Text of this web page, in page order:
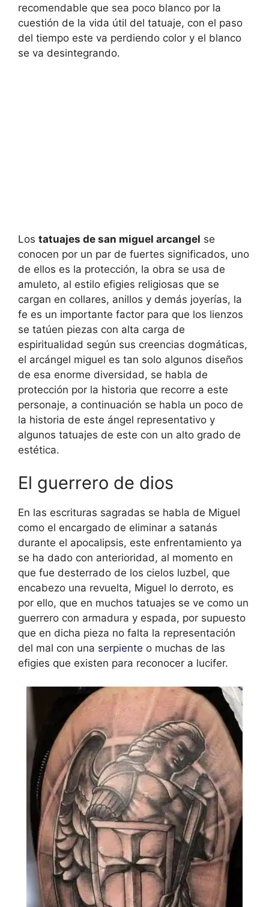
recomendable que sea poco blanco por la
cuestión de la vida útil del tatuaje, con el paso
del tiempo este va perdiendo color y el blanco
se va desintegrando.
Los tatuajes de san miguel arcangel se
conocen por un par de fuertes significados, uno
de ellos es la protección, la obra se usa de
amuleto, al estilo efigies religiosas que se
cargan en collares, anillos y demás joyerías, la
fe es un importante factor para que los lienzos
se tatúen piezas con alta carga de
espiritualidad según sus creencias dogmáticas,
el arcángel miguel es tan solo algunos diseños
de esa enorme diversidad, se habla de
protección por la historia que recorre a este
personaje, a continuación se habla un poco de
la historia de este ángel representativo y
algunos tatuajes de este con un alto grado de
estética.
El guerrero de dios
En las escrituras sagradas se habla de Miguel
como el encargado de eliminar a satanás
durante el apocalipsis, este enfrentamiento ya
se ha dado con anterioridad, al momento en
que fue desterrado de los cielos luzbel, que
encabezo una revuelta, Miguel lo derroto, es
por ello, que en muchos tatuajes se ve como un
guerrero con armadura y espada, por supuesto
que en dicha pieza no falta la representación
del mal con una serpiente o muchas de las
efigies que existen para reconocer a lucifer.